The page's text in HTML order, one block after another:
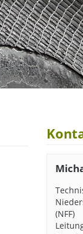
(NFF)